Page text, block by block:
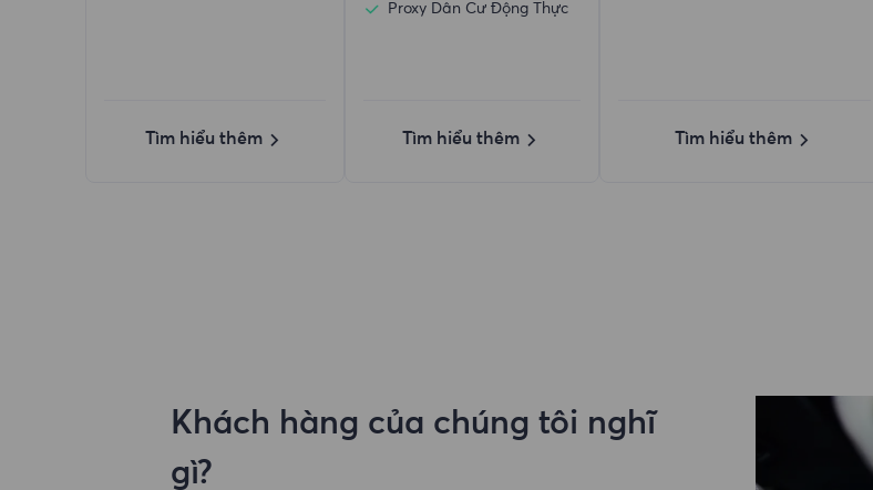
Tìm hiểu thêm
Proxy Dân Cư Động Thực
Tìm hiểu thêm Tìm hiểu thêm
Khách hàng của chúng tôi nghĩ
gì?